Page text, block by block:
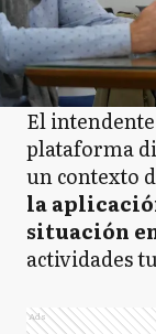
El
plataforma
un contexto
la
situación
actividades
Ads